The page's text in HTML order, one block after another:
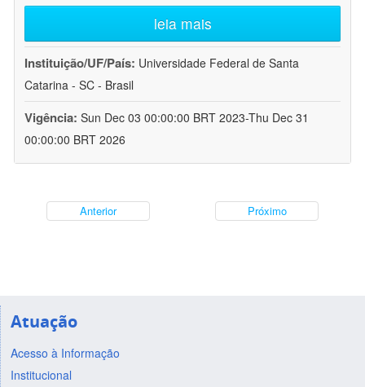
leia mais
Instituição/UF/País: Universidade Federal de Santa
Catarina - SC - Brasil
Vigência: Sun Dec 03 00:00:00 BRT 2023-Thu Dec 31
00:00:00 BRT 2026
Anterior Próximo
Atuação
Acesso à Informação
Institucional